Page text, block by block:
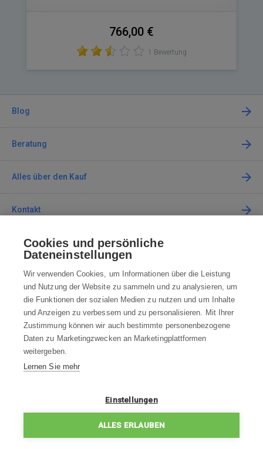
766,00 €
1 Bewertung
Blog
Beratung
Alles über den Kauf
Kontakt
Kontaktieren Sie uns
info@robotworld.de
+49 25 197 159 962 Mo-Fr 8:00—16:00 Uhr
ALLE KONTAKTE
WIDERRUFSBELEHRUNG
DATENSCHUTZERKLÄRUNG
Cookies und persönliche
Dateneinstellungen
Wir verwenden Cookies, um Informationen über die Leistung
und Nutzung der Website zu sammeln und zu analysieren, um
die Funktionen der sozialen Medien zu nutzen und um Inhalte
und Anzeigen zu verbessern und zu personalisieren. Mit Ihrer
Zustimmung können wir auch bestimmte personenbezogene
Daten zu Marketingzwecken an Marketingplattformen
weitergeben.
Lernen Sie mehr
Einstellungen
ALLES ERLAUBEN